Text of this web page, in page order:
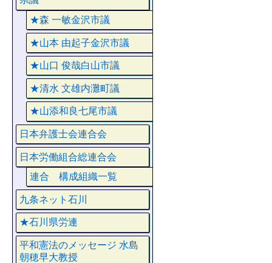
★森 一敏金沢市議
★山本 由起子金沢市議
★山口 俊哉白山市議
★清水 文雄内灘町議
★山添和良七尾市議
日本弁護士会連合会
日本労働組合総連合会
連合 構成組織一覧
九条ネット石川
★石川県労連
平和憲法のメッセージ 水島
朝穂早大教授